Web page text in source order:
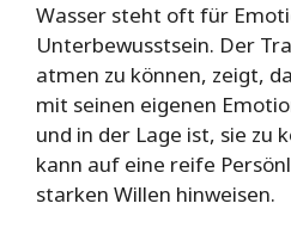
Wasser steht oft für
Unterbewusstsein. Der
atmen zu können, zeigt,
mit seinen eigenen
und in der Lage ist, sie zu
kann auf eine reife
starken Willen hinweisen.